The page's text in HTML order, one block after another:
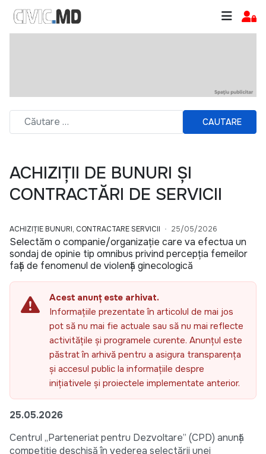
CAUTARE
ACHIZIȚII DE BUNURI ȘI
CONTRACTĂRI DE SERVICII
ACHIZIȚIE BUNURI, CONTRACTARE SERVICII 25/05/2026
Selectăm o companie/organizație care va efectua un
sondaj de opinie tip omnibus privind percepția femeilor
față de fenomenul de violență ginecologică
Acest anunț este arhivat.
Informațiile prezentate în articolul de mai jos
pot să nu mai fie actuale sau să nu mai reflecte
activitățile și programele curente. Anunțul este
păstrat în arhivă pentru a asigura transparența
și accesul public la informațiile despre
inițiativele și proiectele implementate anterior.
25.05.2026
Centrul „Parteneriat pentru Dezvoltare” (CPD) anunță
competiție deschisă în vederea selectării unei